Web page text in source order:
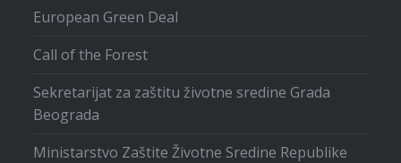
European Green Deal
Call of the Forest
Sekretarijat za zaštitu životne sredine Grada
Beograda
Ministarstvo Zaštite Životne Sredine Republike